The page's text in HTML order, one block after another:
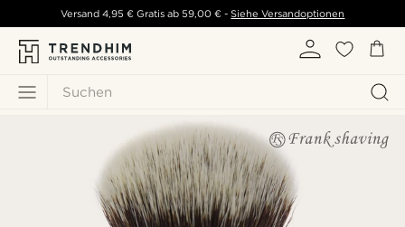
Suchen
Versand 4,95 € Gratis ab 59,00 € - Siehe Versandoptionen